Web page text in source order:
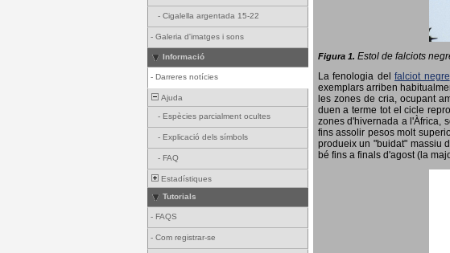
- Cigalella argentada 15-22
- Galeria d'imatges i sons
Informació
- Darreres notícies
Ajuda
- Espècies parcialment ocultes
- Explicació dels símbols
- FAQ
Estadístiques
Tutorials
- FAQS
- Com registrar-se
Figura 1. Estol de falciots
La fenologia delfalciot negre
exemplars arriben
les zones de cria, ocupant
duen a terme tot el cicle
zones d'hivernada a l'Àfrica,
fins assolir pesos molt
produeix un "buidat" massiu
bé fins a finals d'agost (la